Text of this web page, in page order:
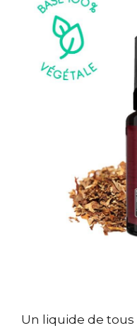
Un liquide de